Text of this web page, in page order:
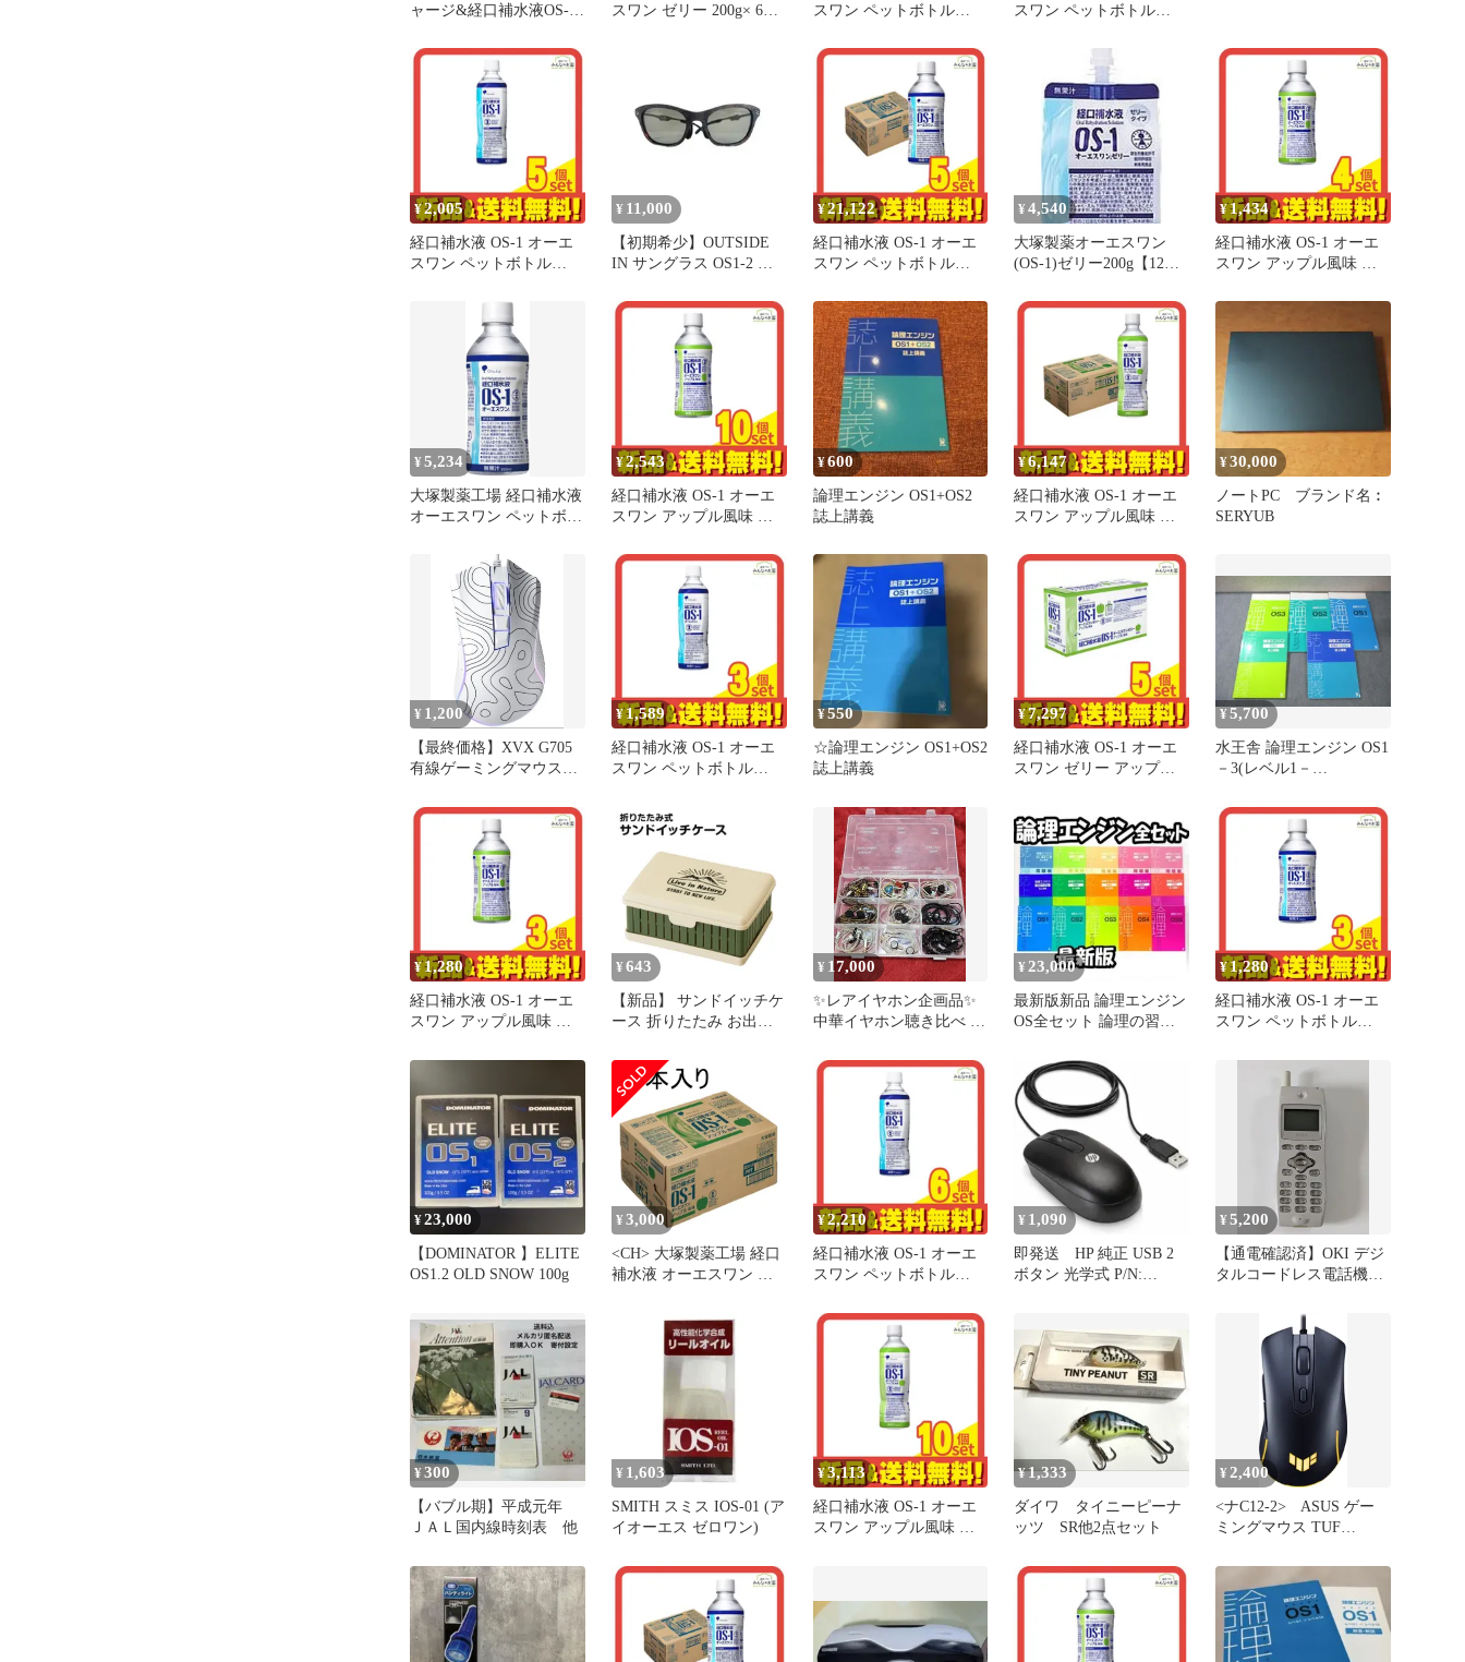
ャージ&経口補水液OS-1
スワン ゼリー 200g× 6袋
スワン ペットボトル
売り
スワン ペットボトル
¥2,005
経口補水液 OS-1 オーエ
スワン ペットボトル
¥ 11,000
【初期希少】OUTSIDE
IN サングラス OS1-2 ハ
¥21,122
経口補水液 OS-1 オーエ
スワン ペットボトル
ト まとめ売り
¥ 4,540
大塚製薬オーエスワン
(OS-1)ゼリー200g【12個
¥1,434
経口補水液 OS-1 オーエ
スワン アップル風味 ペ
ット まとめ売り
¥5,234
大塚製薬工場 経口補水液
オーエスワン ペットボト
¥2,543
経口補水液 OS-1 オーエ
スワン アップル風味 ペ
ット まとめ売り
¥600
論理エンジン OS1+OS2
誌上講義
¥6,147
経口補水液 OS-1 オーエ
スワン アップル風味 ペ
入
¥30,000
ノートPC ブランド名︰
SERYUB
¥ 1,200
【最終価格】XVX G705
有線ゲーミングマウス
¥1,589
経口補水液 OS-1 オーエ
スワン ペットボトル
売り
¥550
☆論理エンジン OS1+OS2
誌上講義
¥7,297
経口補水液 OS-1 オーエ
スワン ゼリー アップル
¥5,700
水王舎 論理エンジン OS1
－3(レベル1－
数 2015 計5冊 050M0D
¥1,280
経口補水液 OS-1 オーエ
スワン アップル風味 ペ
ット まとめ売り
¥ 643
【新品】 サンドイッチケ
ース 折りたたみ お出か
ィッチ パン ピクニック
サンド ケース 容器 畳め
る 折り畳み 仕切り付き
コンパクト ランチボック
ス OS1
¥ 17,000
✨レアイヤホン企画品✨
中華イヤホン聴き比べ 9
品
¥ 23,000
最新版新品 論理エンジン
OS全セット 論理の習得
王舎
¥1,280
経口補水液 OS-1 オーエ
スワン ペットボトル
売り
¥23,000
【DOMINATOR 】ELITE
OS1.2 OLD SNOW 100g
¥ 3,000
<CH> 大塚製薬工場 経口
補水液 オーエスワン ア
300mL×24本 賞味期
限:2026.10.07
¥2,210
経口補水液 OS-1 オーエ
スワン ペットボトル
売り
¥ 1,090
即発送 HP 純正 USB 2
ボタン 光学式 P/N:
¥5,200
【通電確認済】OKI デジ
タルコードレス電話機
¥300
【バブル期】平成元年
ＪＡＬ国内線時刻表 他
¥ 1,603
SMITH スミス IOS-01 (ア
イオーエス ゼロワン)
¥3,113
経口補水液 OS-1 オーエ
スワン アップル風味 ペ
¥1,333
ダイワ タイニーピーナ
ッツ SR他2点セット
¥2,400
<ナC12-2> ASUS ゲー
ミングマウス TUF